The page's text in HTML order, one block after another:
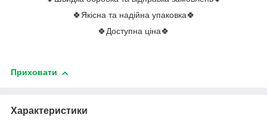
🍀Якісна та надійна упаковка🍀
🍀Доступна ціна🍀
Приховати
Характеристики